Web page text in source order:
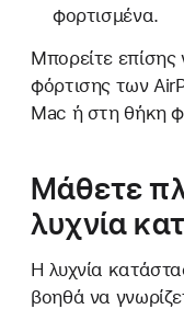
φορτισμένα.
Μπορείτε επίσης
φόρτισης των
Mac ή στη θήκη
Μάθετε
λυχνία
Η λυχνία
βοηθά να